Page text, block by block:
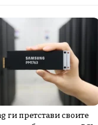
ги претстави своите